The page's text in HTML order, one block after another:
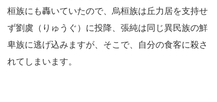
桓族にも轟いていたので、烏桓族は丘力居を支持せ
ず劉虞（りゅうぐ）に投降、張純は同じ異民族の鮮
卑族に逃げ込みますが、そこで、自分の食客に殺さ
れてしまいます。